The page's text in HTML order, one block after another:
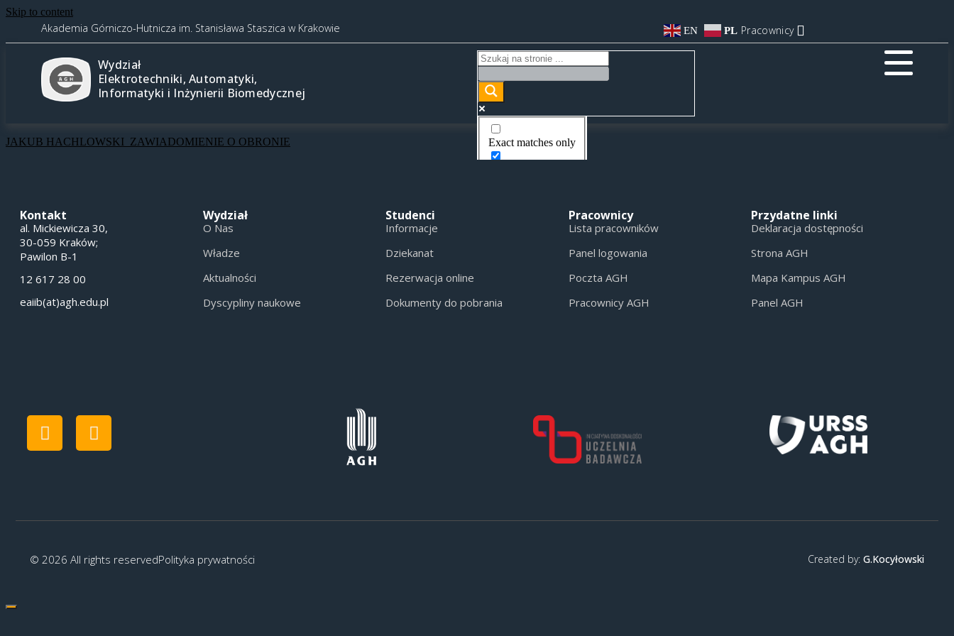
Skip to content
Akademia Górniczo-Hutnicza im. Stanisława Staszica w Krakowie EN PL Pracownicy
Wydział
Elektrotechniki, Automatyki,
Informatyki i Inżynierii Biomedycznej
Exact matches only
JAKUB HACHLOWSKI_ZAWIADOMIENIE O OBRONIE
Kontakt
al. Mickiewicza 30,
30-059 Kraków;
Pawilon B-1
12 617 28 00
eaiib(at)agh.edu.pl
Wydział
O Nas
Władze
Aktualności
Dyscypliny naukowe
Studenci
Informacje
Dziekanat
Rezerwacja online
Dokumenty do pobrania
Pracownicy
Lista pracowników
Panel logowania
Poczta AGH
Pracownicy AGH
Przydatne linki
Deklaracja dostępności
Strona AGH
Mapa Kampus AGH
Panel AGH
© 2026 All rights reservedPolityka prywatności Created by: G.Kocyłowski